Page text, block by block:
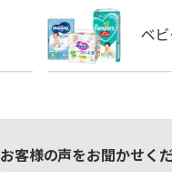
お客様の声をお聞かせく